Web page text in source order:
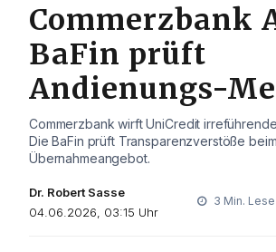
Commerzbank
BaFin prüft
Andienungs-
Commerzbank wirft UniCredit
Die BaFin prüft Transparenzverstöße
Übernahmeangebot.
Dr. Robert Sasse
04.06.2026, 03:15 Uhr
3 Min.